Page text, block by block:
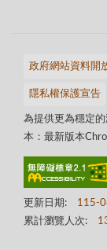
政府網站資料開
隱私權保護宣告
為提供更為穩定
本：最新版本
更新日期:
115-
累計瀏覽人次: